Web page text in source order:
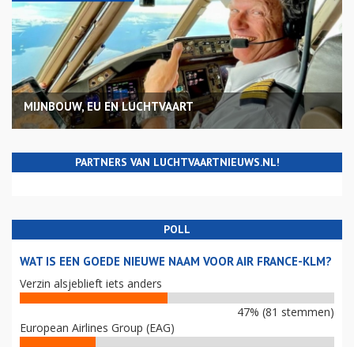
MIJNBOUW, EU EN LUCHTVAART
PARTNERS VAN LUCHTVAARTNIEUWS.NL!
POLL
WAT IS EEN GOEDE NIEUWE NAAM VOOR AIR FRANCE-KLM?
Verzin alsjeblieft iets anders
47% (81 stemmen)
European Airlines Group (EAG)